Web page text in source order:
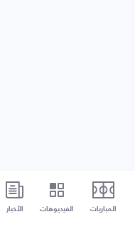
المباريات الفيديوهات الأخبار